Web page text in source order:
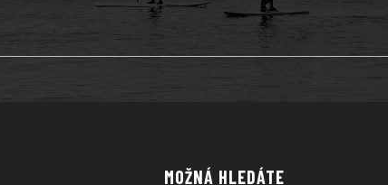
MOŽNÁ HLEDÁTE